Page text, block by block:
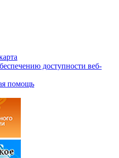
доступности веб-
помощь